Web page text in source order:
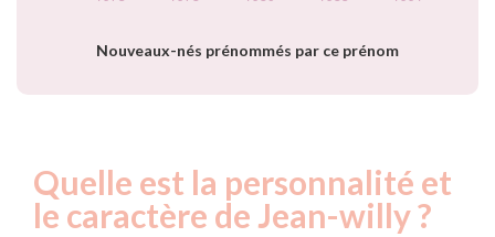
Nouveaux-nés prénommés par ce prénom
Quelle est la personnalité et
le caractère de Jean-willy ?